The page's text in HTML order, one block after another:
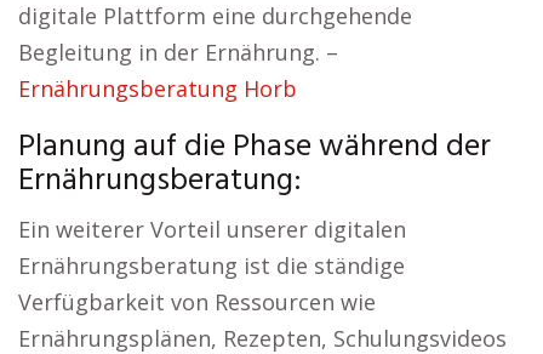
digitale Plattform eine durchgehende
Begleitung in der Ernährung. –
Ernährungsberatung Horb
Planung auf die Phase während der
Ernährungsberatung:
Ein weiterer Vorteil unserer digitalen
Ernährungsberatung ist die ständige
Verfügbarkeit von Ressourcen wie
Ernährungsplänen, Rezepten, Schulungsvideos